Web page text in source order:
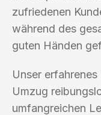
zufriedenen
während des
guten Händen
Unser
Umzug
umfangreichen